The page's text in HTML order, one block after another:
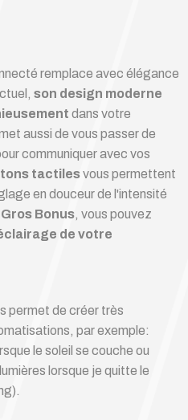
remplace avec élégance
son design moderne
dans votre
aussi de vous passer de
communiquer avec vos
tactilesvous permettent
en douceur de l'intensité
Gros Bonus, vous pouvez
de votre
permet de créer très
par exemple:
le soleil se couche ou
lorsque je quitte le